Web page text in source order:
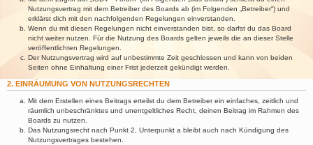
Nutzungsvertrag mit dem Betreiber des Boards ab (im Folgenden „Betreiber“) und
erklärst dich mit den nachfolgenden Regelungen einverstanden.
Wenn du mit diesen Regelungen nicht einverstanden bist, so darfst du das Board
nicht weiter nutzen. Für die Nutzung des Boards gelten jeweils die an dieser Stelle
veröffentlichten Regelungen.
Der Nutzungsvertrag wird auf unbestimmte Zeit geschlossen und kann von beiden
Seiten ohne Einhaltung einer Frist jederzeit gekündigt werden.
2. EINRÄUMUNG VON NUTZUNGSRECHTEN
Mit dem Erstellen eines Beitrags erteilst du dem Betreiber ein einfaches, zeitlich und
räumlich unbeschränktes und unentgeltliches Recht, deinen Beitrag im Rahmen des
Boards zu nutzen.
Das Nutzungsrecht nach Punkt 2, Unterpunkt a bleibt auch nach Kündigung des
Nutzungsvertrages bestehen.